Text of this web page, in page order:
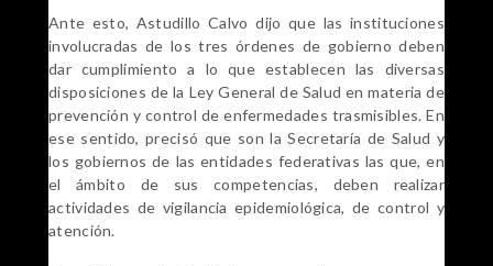
Ante esto, Astudillo Calvo dijo que las instituciones
involucradas de los tres órdenes de gobierno deben
dar cumplimiento a lo que establecen las diversas
disposiciones de la Ley General de Salud en materia de
prevención y control de enfermedades trasmisibles. En
ese sentido, precisó que son la Secretaría de Salud y
los gobiernos de las entidades federativas las que, en
el ámbito de sus competencias, deben realizar
actividades de vigilancia epidemiológica, de control y
atención.